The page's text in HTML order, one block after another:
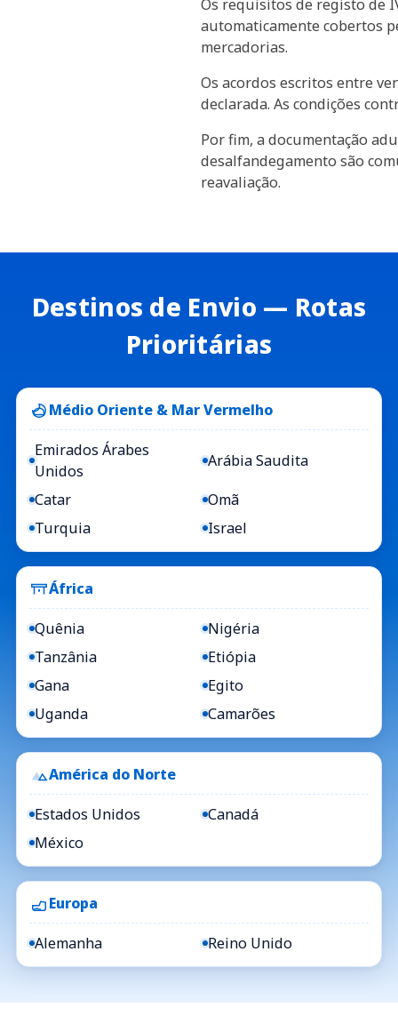
Os requisitos de registo de
automaticamente cobertos
mercadorias.
Os acordos escritos entre
declarada. As condições
Por fim, a documentação
desalfandegamento são
reavaliação.
Destinos de Envio — Rotas
Prioritárias
Médio Oriente & Mar Vermelho
Emirados Árabes
Unidos
Arábia Saudita
Catar
Omã
Turquia
Israel
África
Quênia
Nigéria
Tanzânia
Etiópia
Gana
Egito
Uganda
Camarões
América do Norte
Estados Unidos
Canadá
México
Europa
Alemanha Reino Unido